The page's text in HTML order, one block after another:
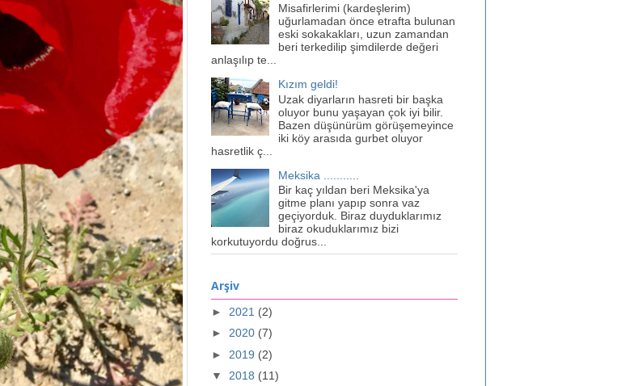
Misafirlerimi (kardeşlerim)
uğurlamadan önce etrafta bulunan
eski sokakakları, uzun zamandan
beri terkedilip şimdilerde değeri
anlaşılıp te...
Kızım geldi!
Uzak diyarların hasreti bir başka
oluyor bunu yaşayan çok iyi bilir.
Bazen düşünürüm görüşemeyince
iki köy arasıda gurbet oluyor
hasretlik ç...
Meksika ...........
Bir kaç yıldan beri Meksika'ya
gitme planı yapıp sonra vaz
geçiyorduk. Biraz duyduklarımız
biraz okuduklarımız bizi
korkutuyordu doğrus...
Arşiv
► 2021 (2)
► 2020 (7)
► 2019 (2)
▼ 2018 (11)